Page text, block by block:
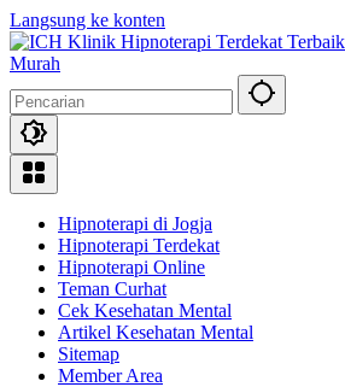
Langsung ke konten
Hipnoterapi di Jogja
Hipnoterapi Terdekat
Hipnoterapi Online
Teman Curhat
Cek Kesehatan Mental
Artikel Kesehatan Mental
Sitemap
Member Area